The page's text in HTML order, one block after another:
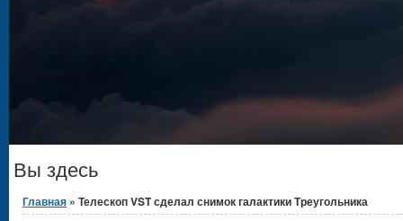
Вы здесь
Главная » Телескоп VST сделал снимок галактики Треугольника